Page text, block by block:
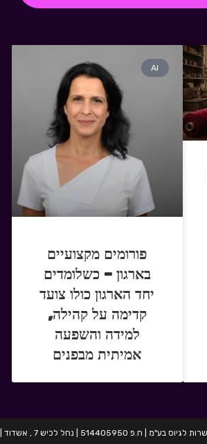
AI
פורומים מקצועיים
בארגון – כשלומדים
יחד הארגון כולו צועד
קדימה על קהילה,
למידה והשפעה
אמיתית מבפנים